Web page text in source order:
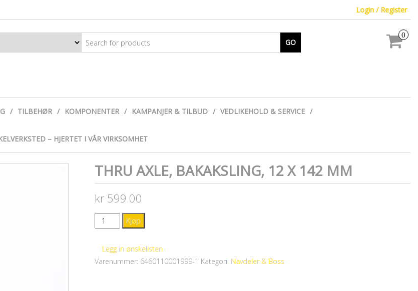
Login / Register
0
GO
TILBEHØR KOMPONENTER KAMPANJER & TILBUD VEDLIKEHOLD & SERVICE
– HJERTET I VÅR VIRKSOMHET
THRU AXLE, BAKAKSLING, 12 X 142 MM
kr 599.00
THRU
AXLE,
Kjøp
Legg in ønskelisten
Varenummer: 6460110001999-1 Kategori: Navdeler & Boss